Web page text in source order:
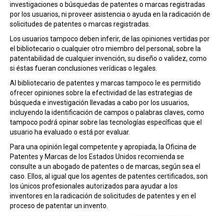
investigaciones o búsquedas de patentes o marcas registradas
por los usuarios, ni proveer asistencia o ayuda en la radicación de
solicitudes de patentes o marcas registradas.
Los usuarios tampoco deben inferir, de las opiniones vertidas por
el bibliotecario o cualquier otro miembro del personal, sobre la
patentabilidad de cualquier invención, su diseño o validez, como
si éstas fueran conclusiones verídicas o legales.
Al bibliotecario de patentes y marcas tampoco le es permitido
ofrecer opiniones sobre la efectividad de las estrategias de
búsqueda e investigación llevadas a cabo por los usuarios,
incluyendo la identificación de campos o palabras claves, como
tampoco podrá opinar sobre las tecnologías específicas que el
usuario ha evaluado o está por evaluar.
Para una opinión legal competente y apropiada, la Oficina de
Patentes y Marcas de los Estados Unidos recomienda se
consulte a un abogado de patentes o de marcas, según sea el
caso. Ellos, al igual que los agentes de patentes certificados, son
los únicos profesionales autorizados para ayudar a los
inventores en la radicación de solicitudes de patentes y en el
proceso de patentar un invento.